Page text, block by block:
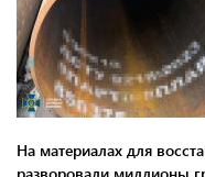
На материалах для